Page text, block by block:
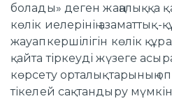
болады» деген жаңалыққа
көлік иелерінің азаматтық-
жауапкершілігін көлік
қайта тіркеуді жүзеге
көрсету орталықтарының
тікелей сақтандыру